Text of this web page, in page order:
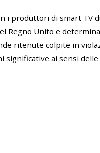
i produttori di smart TV
Regno Unito e
ritenute colpite in
ai sensi